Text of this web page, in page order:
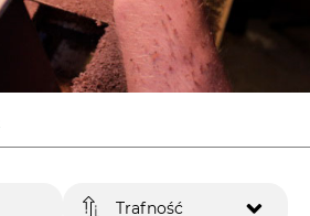
Trafność